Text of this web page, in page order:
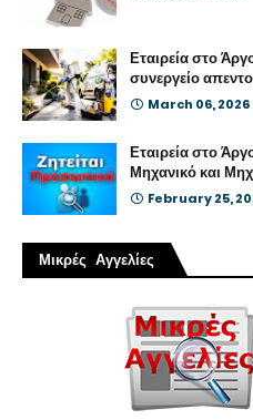
Εταιρεία στο
συνεργείο
March 06, 2026
Εταιρεία στο
Μηχανικό και
February 25,
Μικρές Αγγελίες